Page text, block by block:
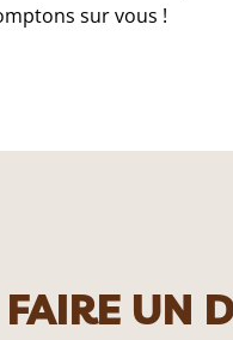
sur vous !
UN